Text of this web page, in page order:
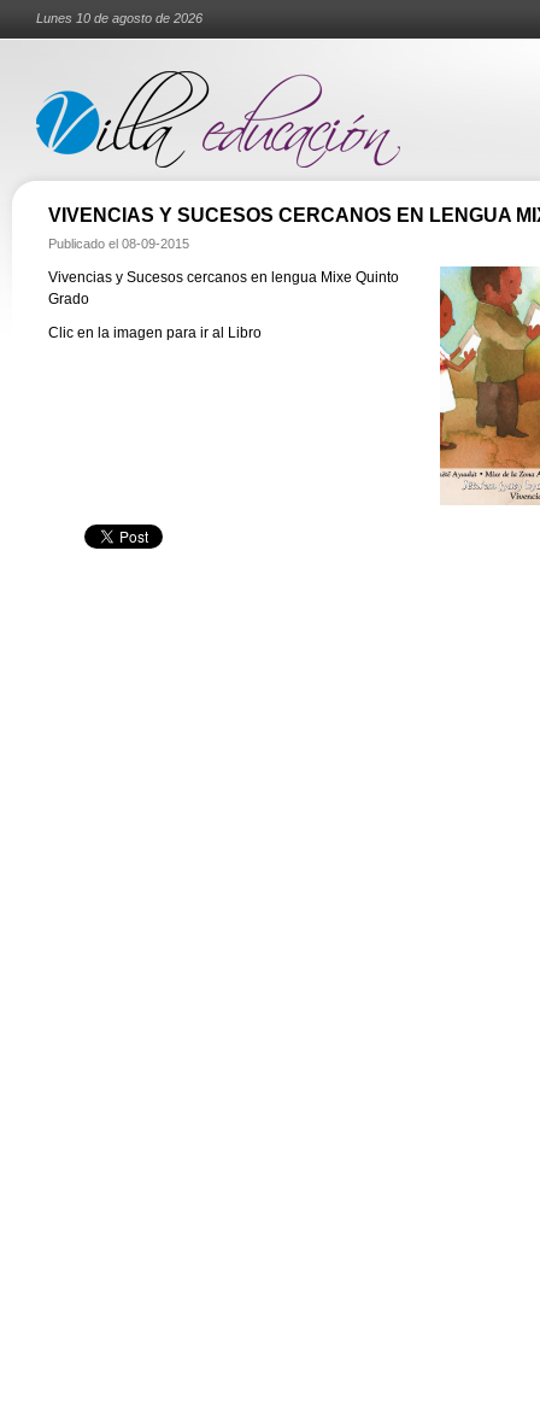
Lunes 10 de agosto de 2026
VIVENCIAS Y SUCESOS CERCANOS EN LENGUA
Publicado el 08-09-2015
Vivencias y Sucesos cercanos en lengua Mixe Quinto
Grado
Clic en la imagen para ir al Libro